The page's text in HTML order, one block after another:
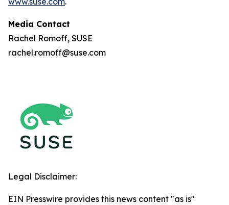
Media Contact
Rachel Romoff, SUSE
rachel.romoff@suse.com
Legal Disclaimer:
EIN Presswire provides this news content "as is"